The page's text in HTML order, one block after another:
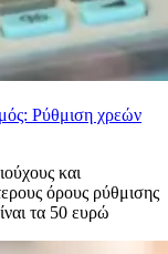
Ρύθμιση χρεών
και
όρους ρύθμισης
τα 50 ευρώ